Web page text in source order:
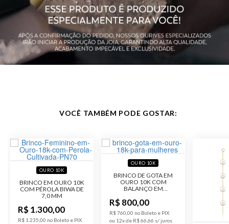
VOCÊ TAMBÉM PODE GOSTAR:
OURO 10K
BRINCO EM OURO 10K
COM PÉROLA BIWA DE
7,0 MM
R$ 1.300,00
R$ 1.235,00 no Boleto e PIX
OURO 10K
BRINCO DE GOTA EM
OURO 10K COM
BALANÇO EM
R$ 800,00
R$ 760,00 no Boleto e PIX
ou 12x de R$ 66,66